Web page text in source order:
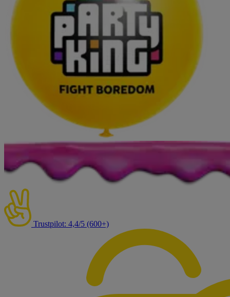
Trustpilot: 4,4/5 (600+)